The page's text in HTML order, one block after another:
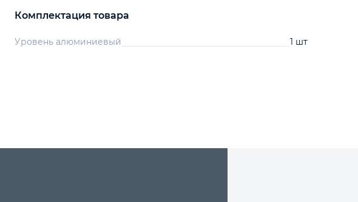
Комплектация товара
Уровень алюминиевый 1 шт